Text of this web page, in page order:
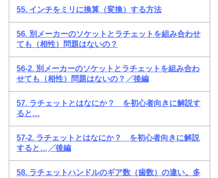
55. インチをミリに換算（変換）する方法
56. 別メーカーのソケットとラチェットを組み合わせ
ても（相性）問題はないの？
56-2. 別メーカーのソケットとラチェットを組み合わ
せても（相性）問題はないの？╱後編
57. ラチェットとはなにか？ を初心者向きに解説す
ると…
57-2. ラチェットとはなにか？ を初心者向きに解説
すると…╱後編
58. ラチェットハンドルのギア数（歯数）の違い。多